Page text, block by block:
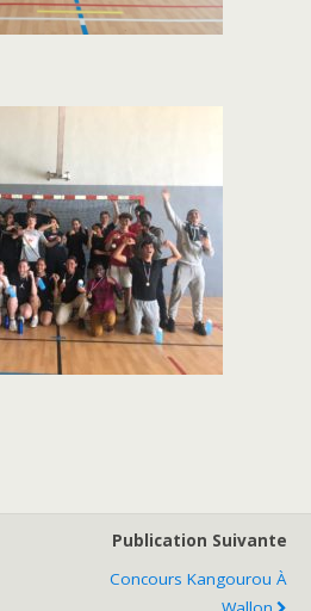
Publication Suivante
Concours Kangourou À